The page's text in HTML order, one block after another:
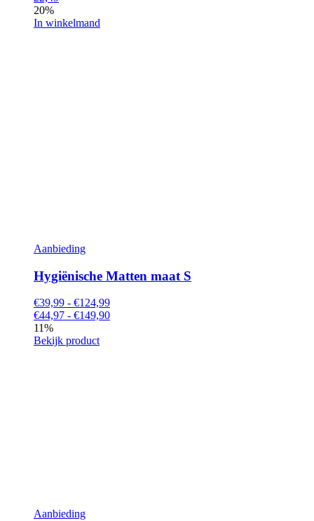
20%
In winkelmand
Aanbieding
Hygiënische Matten maat S
€39,99 - €124,99
€44,97 - €149,90
11%
Bekijk product
Aanbieding